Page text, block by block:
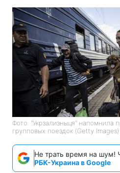
Фото: "Укрзализныця" напомнила
групповых поездок (Getty Images)
Не трать время на шум!
РБК-Украина в Google